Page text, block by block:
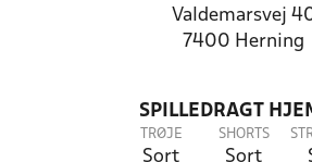
Valdemarsvej
7400 Herning
SPILLEDRAGT
TRØJE
Sort
SHORTS
Sort